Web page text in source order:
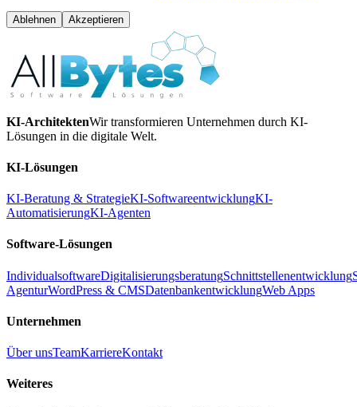
Ablehnen Akzeptieren
KI-ArchitektenWir transformieren Unternehmen durch KI-
Lösungen in die digitale Welt.
KI-Lösungen
KI-Beratung & StrategieKI-SoftwareentwicklungKI-
AutomatisierungKI-Agenten
Software-Lösungen
IndividualsoftwareDigitalisierungsberatungSchnittstellenentwicklung
AgenturWordPress & CMSDatenbankentwicklungWeb Apps
Unternehmen
Über unsTeamKarriereKontakt
Weiteres